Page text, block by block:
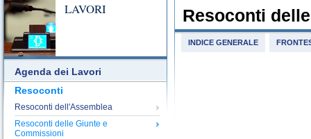
LAVORI
Agenda dei Lavori
Resoconti
Resoconti dell'Assemblea
Resoconti delle Giunte e
Commissioni
Resoconti
INDICE GENERALE